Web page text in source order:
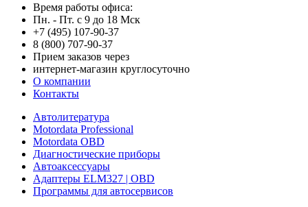
Время работы офиса:
Пн. - Пт. с 9 до 18 Мск
+7 (495) 107-90-37
8 (800) 707-90-37
Прием заказов через
интернет-магазин круглосуточно
О компании
Контакты
Автолитература
Motordata Professional
Motordata OBD
Диагностические приборы
Автоаксессуары
Адаптеры ELM327 | OBD
Программы для автосервисов